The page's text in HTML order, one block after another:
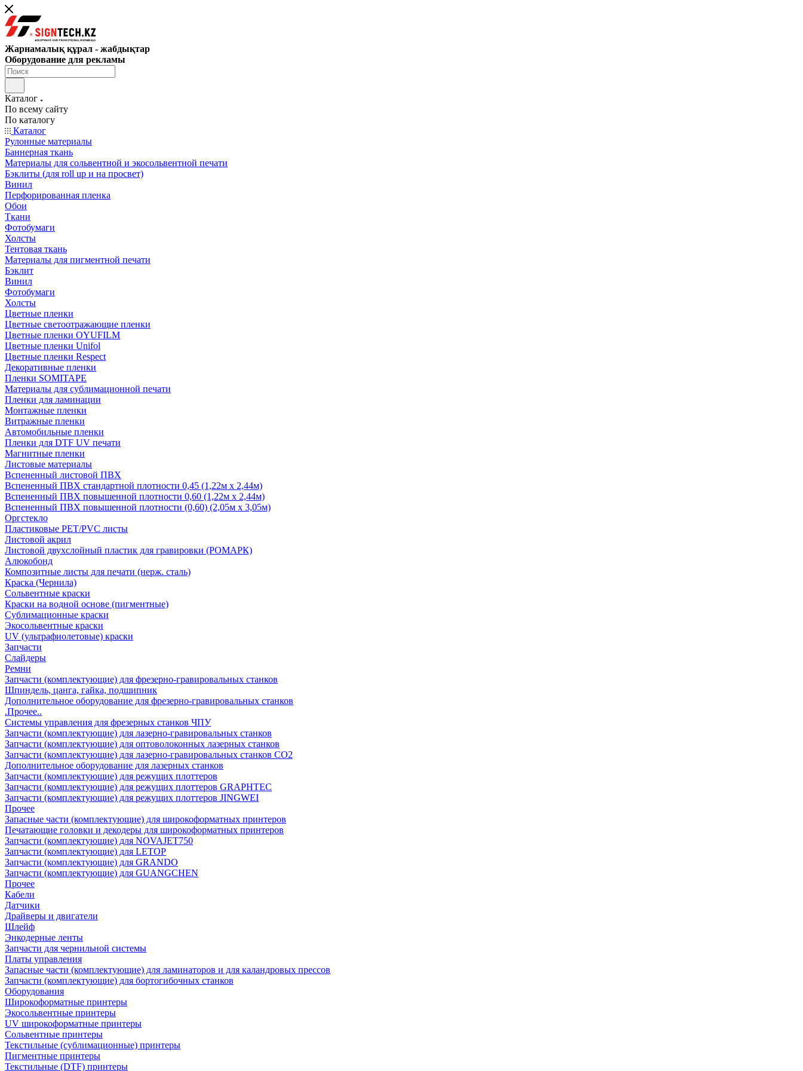
Жарнамалық құрал - жабдықтар
Оборудование для рекламы
Каталог
По всему сайту
По каталогу
Каталог
Рулонные материалы
Баннерная ткань
Материалы для сольвентной и экосольвентной печати
Бэклиты (для roll up и на просвет)
Винил
Перфорированная пленка
Обои
Ткани
Фотобумаги
Холсты
Тентовая ткань
Материалы для пигментной печати
Бэклит
Винил
Фотобумаги
Холсты
Цветные пленки
Цветные светоотражающие пленки
Цветные пленки OYUFILM
Цветные пленки Unifol
Цветные пленки Respect
Декоративные пленки
Пленки SOMITAPE
Материалы для сублимационной печати
Пленки для ламинации
Монтажные пленки
Витражные пленки
Автомобильные пленки
Пленки для DTF UV печати
Магнитные пленки
Листовые материалы
Вспененный листовой ПВХ
Вспененный ПВХ стандартной плотности 0,45 (1,22м х 2,44м)
Вспененный ПВХ повышенной плотности 0,60 (1,22м х 2,44м)
Вспененный ПВХ повышенной плотности (0,60) (2,05м х 3,05м)
Оргстекло
Пластиковые PET/PVC листы
Листовой акрил
Листовой двухслойный пластик для гравировки (РОМАРК)
Алюкобонд
Композитные листы для печати (нерж. сталь)
Краска (Чернила)
Сольвентные краски
Краски на водной основе (пигментные)
Сублимационные краски
Экосольвентные краски
UV (ультрафиолетовые) краски
Запчасти
Слайдеры
Ремни
Запчасти (комплектующие) для фрезерно-гравировальных станков
Шпиндель, цанга, гайка, подшипник
Дополнительное оборудование для фрезерно-гравировальных станков
.Прочее..
Системы управления для фрезерных станков ЧПУ
Запчасти (комплектующие) для лазерно-гравировальных станков
Запчасти (комплектующие) для оптоволоконных лазерных станков
Запчасти (комплектующие) для лазерно-гравировальных станков CO2
Дополнительное оборудование для лазерных станков
Запчасти (комплектующие) для режущих плоттеров
Запчасти (комплектующие) для режущих плоттеров GRAPHTEC
Запчасти (комплектующие) для режущих плоттеров JINGWEI
Прочее
Запасные части (комплектующие) для широкоформатных принтеров
Печатающие головки и декодеры для широкоформатных принтеров
Запчасти (комплектующие) для NOVAJET750
Запчасти (комплектующие) для LETOP
Запчасти (комплектующие) для GRANDO
Запчасти (комплектующие) для GUANGCHEN
Прочее
Кабели
Датчики
Драйверы и двигатели
Шлейф
Энкодерные ленты
Запчасти для чернильной системы
Платы управления
Запасные части (комплектующие) для ламинаторов и для каландровых прессов
Запчасти (комплектующие) для бортогибочных станков
Оборудования
Широкоформатные принтеры
Экосольвентные принтеры
UV широкоформатные принтеры
Сольвентные принтеры
Текстильные (сублимационные) принтеры
Пигментные принтеры
Текстильные (DTF) принтеры